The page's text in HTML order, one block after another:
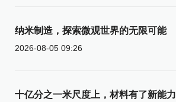
纳米制造，探索微观世界的无限可能
2026-08-05 09:26
十亿分之一米尺度上，材料有了新能力